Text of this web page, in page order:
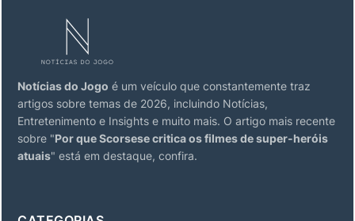
Notícias do Jogo é um veículo que constantemente traz
artigos sobre temas de 2026, incluindo Notícias,
Entretenimento e Insights e muito mais. O artigo mais recente
sobre "Por que Scorsese critica os filmes de super-heróis
atuais" está em destaque, confira.